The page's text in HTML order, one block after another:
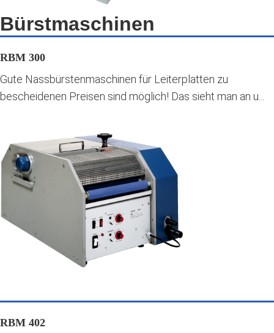
Bürstmaschinen
RBM 300
Gute Nassbürstenmaschinen für Leiterplatten zu
bescheidenen Preisen sind möglich! Das sieht man an u...
RBM 402